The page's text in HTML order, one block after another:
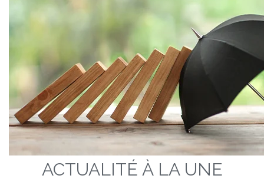
ACTUALITÉ À LA UNE